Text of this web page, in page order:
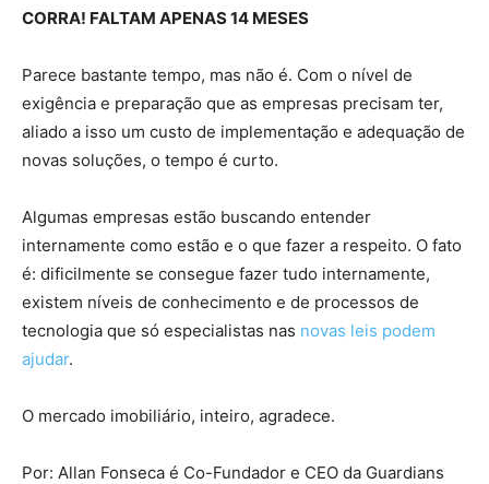
CORRA! FALTAM APENAS 14 MESES
Parece bastante tempo, mas não é. Com o nível de
exigência e preparação que as empresas precisam ter,
aliado a isso um custo de implementação e adequação de
novas soluções, o tempo é curto.
Algumas empresas estão buscando entender
internamente como estão e o que fazer a respeito. O fato
é: dificilmente se consegue fazer tudo internamente,
existem níveis de conhecimento e de processos de
tecnologia que só especialistas nas novas leis podem
ajudar.
O mercado imobiliário, inteiro, agradece.
Por: Allan Fonseca é Co-Fundador e CEO da Guardians